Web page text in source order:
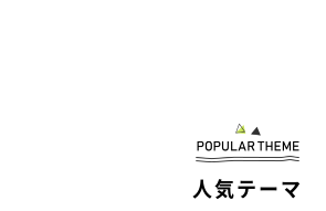
人気テーマ